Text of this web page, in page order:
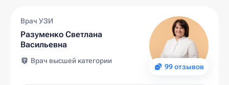
99 отзывов
Врач УЗИ
Разуменко Светлана
Васильевна
Врач высшей категории